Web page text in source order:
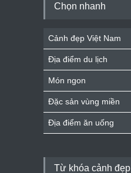
Chọn nhanh
Cảnh đẹp Việt Nam
Địa điểm du lịch
Món ngon
Đặc sản vùng miền
Địa điểm ăn uống
Từ khóa cảnh đẹp